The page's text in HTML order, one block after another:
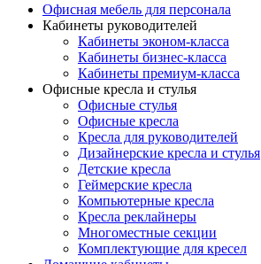
Офисная мебель для персонала
Кабинеты руководителей
Кабинеты эконом-класса
Кабинеты бизнес-класса
Кабинеты премиум-класса
Офисные кресла и стулья
Офисные стулья
Офисные кресла
Кресла для руководителей
Дизайнерские кресла и стулья
Детские кресла
Геймерские кресла
Компьютерные кресла
Кресла реклайнеры
Многоместные секции
Комплектующие для кресел